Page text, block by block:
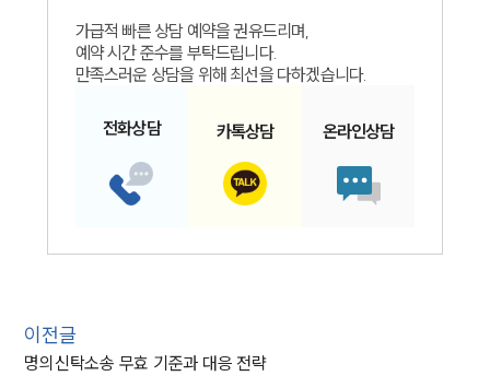
가급적 빠른 상담 예약을 권유드리며,
예약 시간 준수를 부탁드립니다.
만족스러운 상담을 위해 최선을 다하겠습니다.
전화상담 카톡상담 온라인상담
이전글
명의신탁소송 무효 기준과 대응 전략